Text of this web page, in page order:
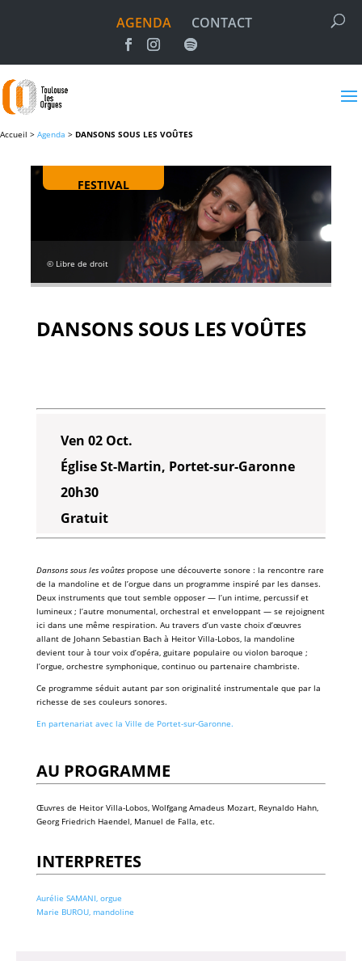
AGENDA CONTACT
Accueil > Agenda > DANSONS SOUS LES VOÛTES
FESTIVAL
© Libre de droit
DANSONS SOUS LES VOÛTES
Ven 02 Oct.
Église St-Martin, Portet-sur-Garonne
20h30
Gratuit
Dansons sous les voûtes propose une découverte sonore : la rencontre rare
de la mandoline et de l’orgue dans un programme inspiré par les danses.
Deux instruments que tout semble opposer — l’un intime, percussif et
lumineux ; l’autre monumental, orchestral et enveloppant — se rejoignent
ici dans une même respiration. Au travers d’un vaste choix d’œuvres
allant de Johann Sebastian Bach à Heitor Villa-Lobos, la mandoline
devient tour à tour voix d’opéra, guitare populaire ou violon baroque ;
l’orgue, orchestre symphonique, continuo ou partenaire chambriste.
Ce programme séduit autant par son originalité instrumentale que par la
richesse de ses couleurs sonores.
En partenariat avec la Ville de Portet-sur-Garonne.
AU PROGRAMME
Œuvres de Heitor Villa-Lobos, Wolfgang Amadeus Mozart, Reynaldo Hahn,
Georg Friedrich Haendel, Manuel de Falla, etc.
INTERPRETES
Aurélie SAMANI, orgue
Marie BUROU, mandoline